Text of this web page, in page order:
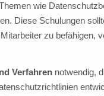
wie
Diese Schulungen
zu befähigen,
Verfahren notwendig,